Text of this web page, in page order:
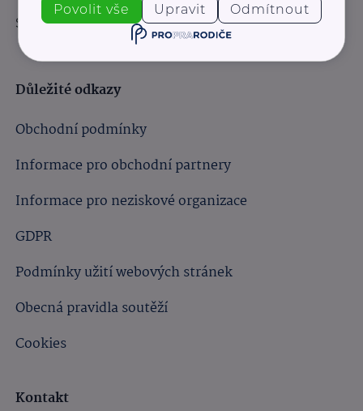
Sledujte nás:
Důležité odkazy
Obchodní podmínky
Informace pro obchodní partnery
Informace pro neziskové organizace
GDPR
Podmínky užití webových stránek
Obecná pravidla soutěží
Cookies
Kontakt
Povolit vše Upravit Odmítnout